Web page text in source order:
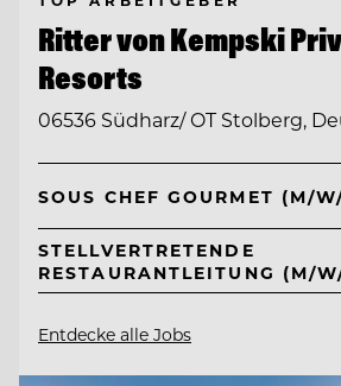
Ritter von Kempski
Resorts
06536 Südharz/ OT Stolberg,
SOUS CHEF GOURMET (M/
STELLVERTRETENDE
RESTAURANTLEITUNG (M/
Entdecke alle Jobs